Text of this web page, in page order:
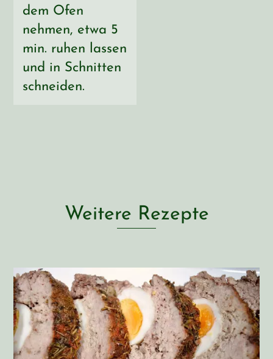
dem Ofen
nehmen, etwa 5
min. ruhen lassen
und in Schnitten
schneiden.
Weitere Rezepte